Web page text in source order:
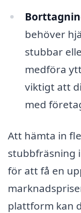
behöver
stubbar
medföra
viktigt att
med
Att hämta in
stubbfräsning
för att få en
plattform kan